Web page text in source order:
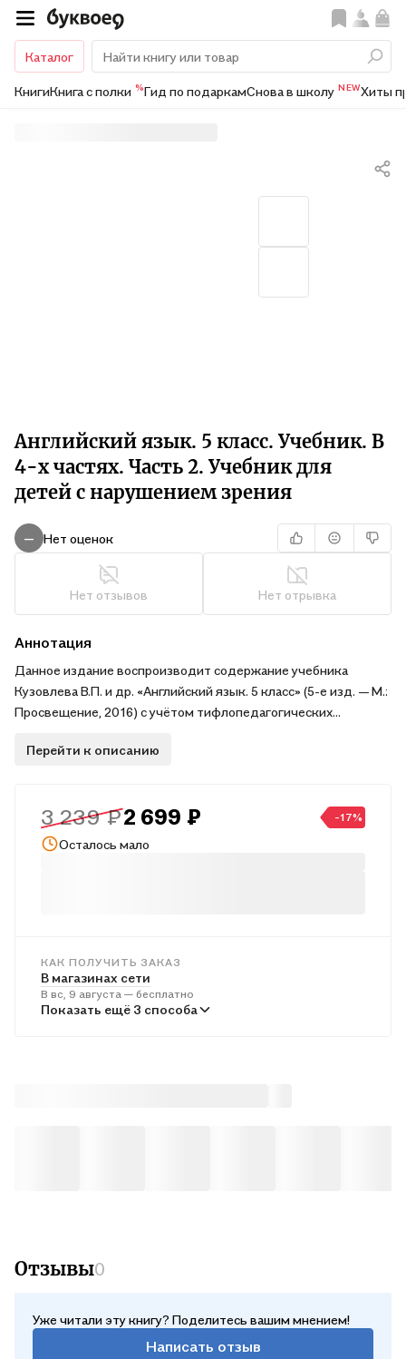
Каталог
КнигиКнига с полки %Гид по подаркамСнова в школу NEWХиты
Английский язык. 5 класс. Учебник. В
4-х частях. Часть 2. Учебник для
детей с нарушением зрения
— Нет оценок
Нет отзывов Нет отрывка
Аннотация
Данное издание воспроизводит содержание учебника
Кузовлева В.П. и др. «Английский язык. 5 класс» (5-е изд. — М.:
Просвещение, 2016) с учётом тифлопедагогических
Перейти к описанию
3 239 ₽2 699 ₽ -17%
Осталось мало
КАК ПОЛУЧИТЬ ЗАКАЗ
В магазинах сети
В вс, 9 августа — бесплатно
В пунктах выдачи
Показать ещё 3 способа
Отзывы0
Уже читали эту книгу? Поделитесь вашим мнением!
Написать отзыв